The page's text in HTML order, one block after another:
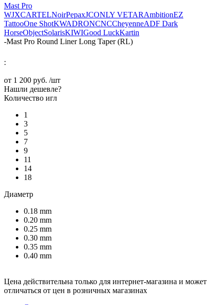
Mast Pro
WJXCARTELNoirPepaxJCONLY VETARAmbitionEZ
TattooOne ShotKWADRONCNCCheyenneADF Dark
HorseObjectSolarisKIWIGood LuckKartin
-Mast Pro Round Liner Long Taper (RL)
:
от 1 200 руб. /шт
Нашли дешевле?
Количество игл
1
3
5
7
9
11
14
18
Диаметр
0.18 mm
0.20 mm
0.25 mm
0.30 mm
0.35 mm
0.40 mm
Цена действительна только для интернет-магазина и может
отличаться от цен в розничных магазинах